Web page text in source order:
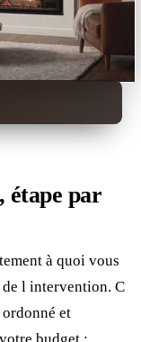
étape par
à quoi vous
l intervention. C
et
budget :